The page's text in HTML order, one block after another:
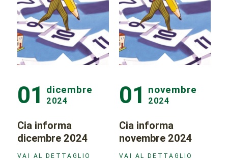
01 dicembre
2024
Cia informa
dicembre 2024
VAI AL DETTAGLIO
01 novembre
2024
Cia informa
novembre 2024
VAI AL DETTAGLIO